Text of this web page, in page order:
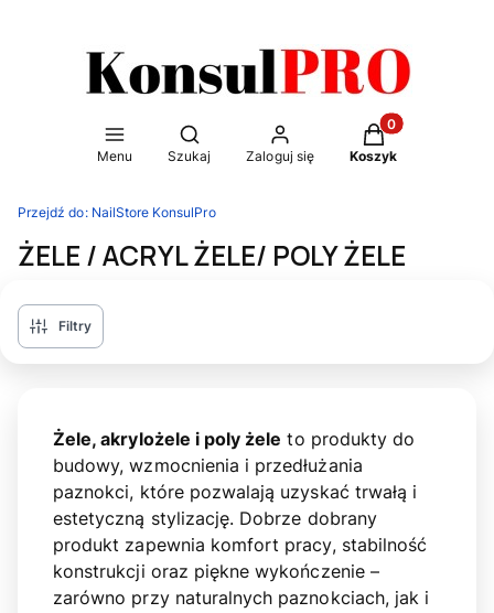
Menu
Otwórz wyszukiwarkę
Szukaj Zaloguj się
Produkty w
Koszyk
Przejdź do: NailStore KonsulPro
ŻELE / ACRYL ŻELE/ POLY ŻELE
Filtry
Żele, akrylożele i poly żele to produkty do
budowy, wzmocnienia i przedłużania
paznokci, które pozwalają uzyskać trwałą i
estetyczną stylizację. Dobrze dobrany
produkt zapewnia komfort pracy, stabilność
konstrukcji oraz piękne wykończenie –
zarówno przy naturalnych paznokciach, jak i